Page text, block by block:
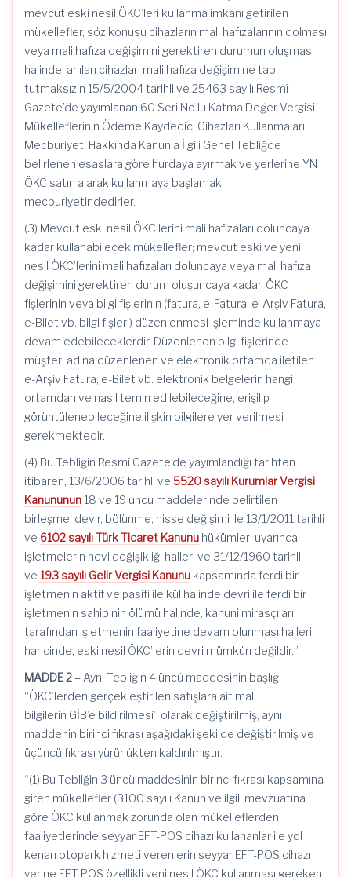
mevcut eski nesil ÖKC’leri kullanma imkanı getirilen
mükellefler, söz konusu cihazların mali hafızalarının dolması
veya mali hafıza değişimini gerektiren durumun oluşması
halinde, anılan cihazları mali hafıza değişimine tabi
tutmaksızın 15/5/2004tarihli ve 25463 sayılı Resmî
Gazete’de yayımlanan 60 Seri No.lu Katma Değer Vergisi
Mükelleflerinin Ödeme Kaydedici Cihazları Kullanmaları
Mecburiyeti Hakkında Kanunla İlgili Genel Tebliğde
belirlenen esaslara göre hurdaya ayırmak ve yerlerine YN
ÖKC satın alarak kullanmaya başlamak
mecburiyetindedirler.
(3) Mevcut eski nesil ÖKC’lerini mali hafızaları doluncaya
kadar kullanabilecek mükellefler; mevcut eski ve yeni
nesil ÖKC’lerini mali hafızaları doluncaya veya mali hafıza
değişimini gerektiren durum oluşuncaya kadar, ÖKC
fişlerinin veya bilgi fişlerinin (fatura, e-Fatura, e-Arşiv Fatura,
e-Bilet vb. bilgi fişleri) düzenlenmesi işleminde kullanmaya
devam edebileceklerdir. Düzenlenen bilgi fişlerinde
müşteri adına düzenlenen ve elektronik ortamda iletilen
e-Arşiv Fatura, e-Bilet vb. elektronik belgelerin hangi
ortamdan ve nasıl temin edilebileceğine, erişilip
görüntülenebileceğine ilişkin bilgilere yer verilmesi
gerekmektedir.
(4) Bu Tebliğin Resmî Gazete’de yayımlandığı tarihten
itibaren, 13/6/2006 tarihli ve 5520 sayılı Kurumlar Vergisi
Kanununun 18 ve 19 uncu maddelerinde belirtilen
birleşme, devir, bölünme, hisse değişimi ile 13/1/2011 tarihli
ve 6102 sayılı Türk Ticaret Kanunu hükümleri uyarınca
işletmelerin nevi değişikliği halleri ve 31/12/1960 tarihli
ve 193 sayılı Gelir Vergisi Kanunu kapsamında ferdi bir
işletmenin aktif ve pasifi ile kül halinde devri ile ferdi bir
işletmenin sahibinin ölümü halinde, kanuni mirasçıları
tarafından işletmenin faaliyetine devam olunması halleri
haricinde, eski nesil ÖKC’lerin devri mümkün değildir.”
MADDE 2 – Aynı Tebliğin 4 üncü maddesinin başlığı
“ÖKC’lerden gerçekleştirilen satışlara ait mali
bilgilerin GİB’e bildirilmesi” olarak değiştirilmiş, aynı
maddenin birinci fıkrası aşağıdaki şekilde değiştirilmiş ve
üçüncü fıkrası yürürlükten kaldırılmıştır.
“(1) Bu Tebliğin 3 üncü maddesinin birinci fıkrası kapsamına
giren mükellefler (3100 sayılı Kanun ve ilgili mevzuatına
göre ÖKC kullanmak zorunda olan mükelleflerden,
faaliyetlerinde seyyar EFT-POS cihazı kullananlar ile yol
kenarı otopark hizmeti verenlerin seyyar EFT-POS cihazı
yerine EFT-POS özellikli yeni nesil ÖKC kullanması gereken